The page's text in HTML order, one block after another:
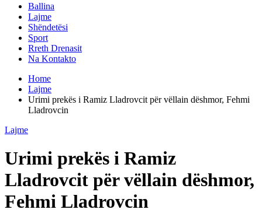
Ballina
Lajme
Shëndetësi
Sport
Rreth Drenasit
Na Kontakto
Home
Lajme
Urimi prekës i Ramiz Lladrovcit për vëllain dëshmor, Fehmi
Lladrovcin
Lajme
Urimi prekës i Ramiz
Lladrovcit për vëllain dëshmor,
Fehmi Lladrovcin